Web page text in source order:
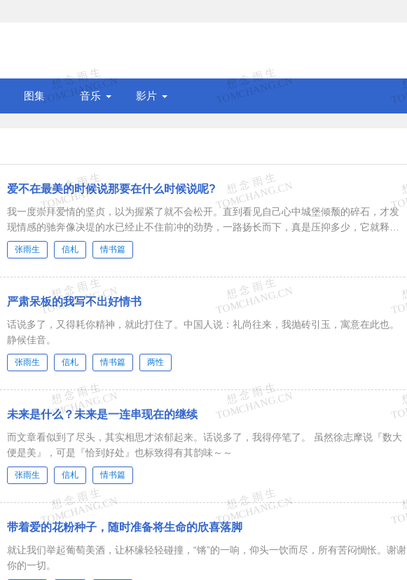
图集 音乐 影片
爱不在最美的时候说那要在什么时候说呢?
我一度崇拜爱情的坚贞，以为握紧了就不会松开。直到看见自己心中城堡倾颓的碎石，才发
现情感的驰奔像决堤的水已经止不住前冲的劲势，一路扬长而下，真是压抑多少，它就释放
多少。终于明白，我原来在心里留着一块空白...
张雨生 信札 情书篇
严肃呆板的我写不出好情书
话说多了，又得耗你精神，就此打住了。中国人说：礼尚往来，我抛砖引玉，寓意在此也。
静候佳音。
张雨生 信札 情书篇 两性
未来是什么？未来是一连串现在的继续
而文章看似到了尽头，其实相思才浓郁起来。话说多了，我得停笔了。 虽然徐志摩说『数大
便是美』，可是『恰到好处』也标致得有其韵味～～
张雨生 信札 情书篇
带着爱的花粉种子，随时准备将生命的欣喜落脚
就让我们举起葡萄美酒，让杯缘轻轻碰撞，“锵”的一响，仰头一饮而尽，所有苦闷惆怅。谢谢
你的一切。